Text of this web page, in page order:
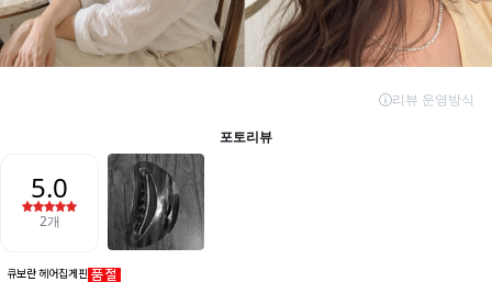
큐보란 헤어집게핀